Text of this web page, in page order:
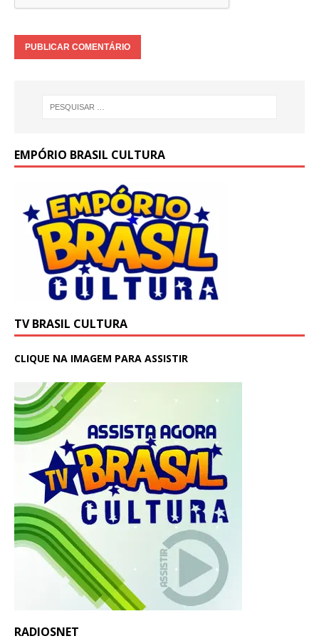
EMPÓRIO BRASIL CULTURA
TV BRASIL CULTURA
CLIQUE NA IMAGEM PARA ASSISTIR
RADIOSNET